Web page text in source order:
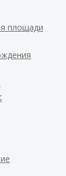
площади